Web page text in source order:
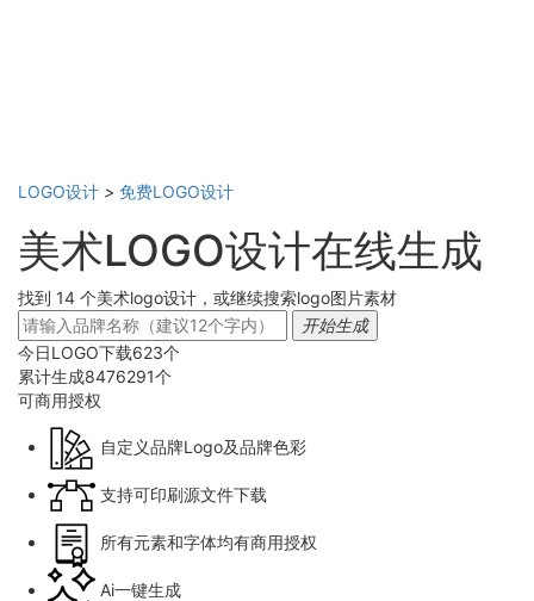
LOGO设计 > 免费LOGO设计
美术LOGO设计在线生成
找到 14 个美术logo设计，或继续搜索logo图片素材
开始生成
今日LOGO下载623个
累计生成8476291个
可商用授权
自定义品牌Logo及品牌色彩
支持可印刷源文件下载
所有元素和字体均有商用授权
Ai一键生成